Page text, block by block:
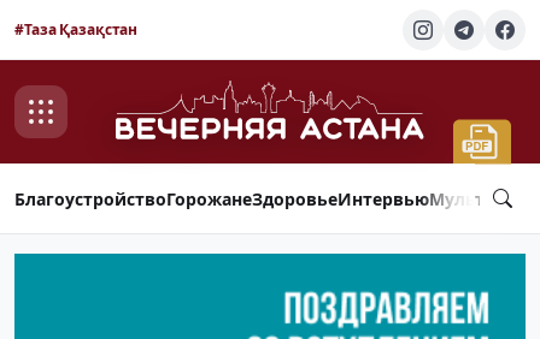
#Таза Қазақстан
БлагоустройствоГорожанеЗдоровьеИнтервью